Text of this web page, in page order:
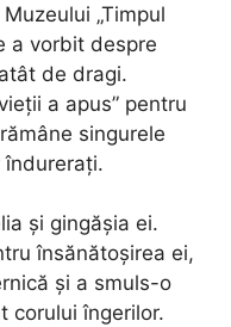
„Timpul
a vorbit despre
de dragi.
a apus” pentru
singurele
îndurerați.
și gingășia ei.
însănătoșirea ei,
și a smuls-o
corului îngerilor.